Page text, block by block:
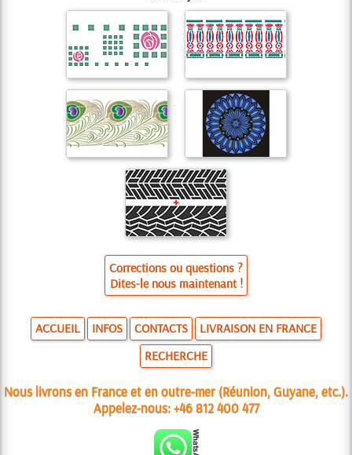
Corrections ou questions ?
Dites-le nous maintenant !
ACCUEIL INFOS CONTACTS
LIVRAISON EN FRANCE
RECHERCHE
Nous livrons en France et en outre-mer (Réunion, Guyane, etc.).
Appelez-nous:+46 812 400 477